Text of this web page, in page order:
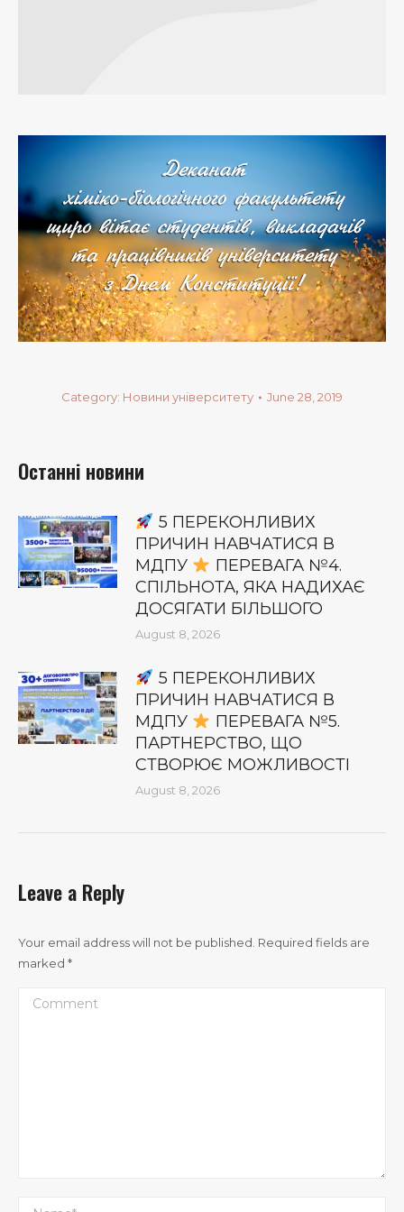
Category: Новини університету June 28, 2019
Останні новини
5 ПЕРЕКОНЛИВИХ
ПРИЧИН НАВЧАТИСЯ В
МДПУ
ПЕРЕВАГА №4.
СПІЛЬНОТА, ЯКА НАДИХАЄ
ДОСЯГАТИ БІЛЬШОГО
August 8, 2026
5 ПЕРЕКОНЛИВИХ
ПРИЧИН НАВЧАТИСЯ В
МДПУ
ПЕРЕВАГА №5.
ПАРТНЕРСТВО, ЩО
СТВОРЮЄ МОЖЛИВОСТІ
August 8, 2026
Leave a Reply
Your email address will not be published. Required fields are
marked *
Comment
Name *